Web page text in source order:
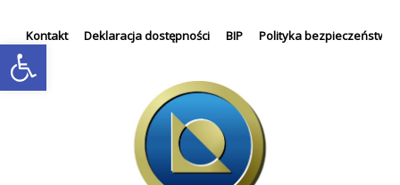
Otwórz pasek narzędzi
Kontakt Deklaracja dostępności BIP Polityka bezpieczeństwa